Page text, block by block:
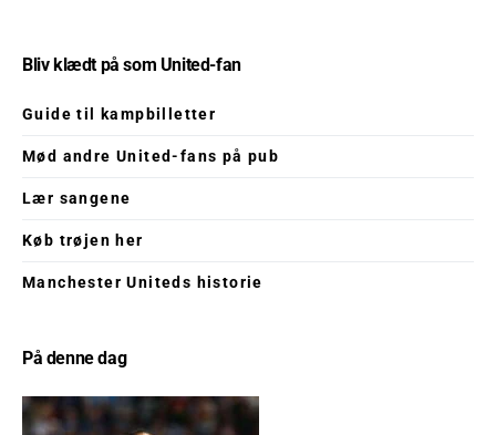
Bliv klædt på som United-fan
Guide til kampbilletter
Mød andre United-fans på pub
Lær sangene
Køb trøjen her
Manchester Uniteds historie
På denne dag